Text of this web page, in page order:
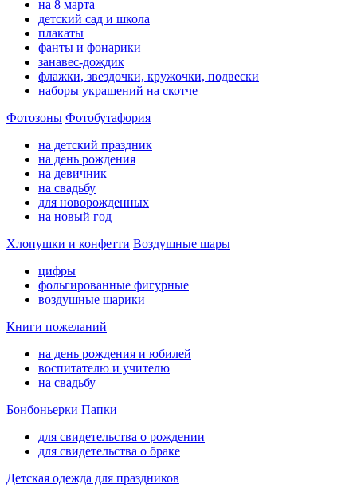
на 8 марта
детский сад и школа
плакаты
фанты и фонарики
занавес-дождик
флажки, звездочки, кружочки, подвески
наборы украшений на скотче
Фотозоны Фотобутафория
на детский праздник
на день рождения
на девичник
на свадьбу
для новорожденных
на новый год
Хлопушки и конфетти Воздушные шары
цифры
фольгированные фигурные
воздушные шарики
Книги пожеланий
на день рождения и юбилей
воспитателю и учителю
на свадьбу
Бонбоньерки Папки
для свидетельства о рождении
для свидетельства о браке
Детская одежда для праздников